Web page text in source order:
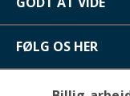
FØLG OS HER